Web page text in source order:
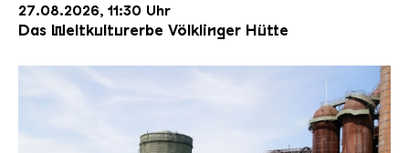
27.08.2026, 11:30 Uhr
Das Weltkulturerbe Völklinger Hütte